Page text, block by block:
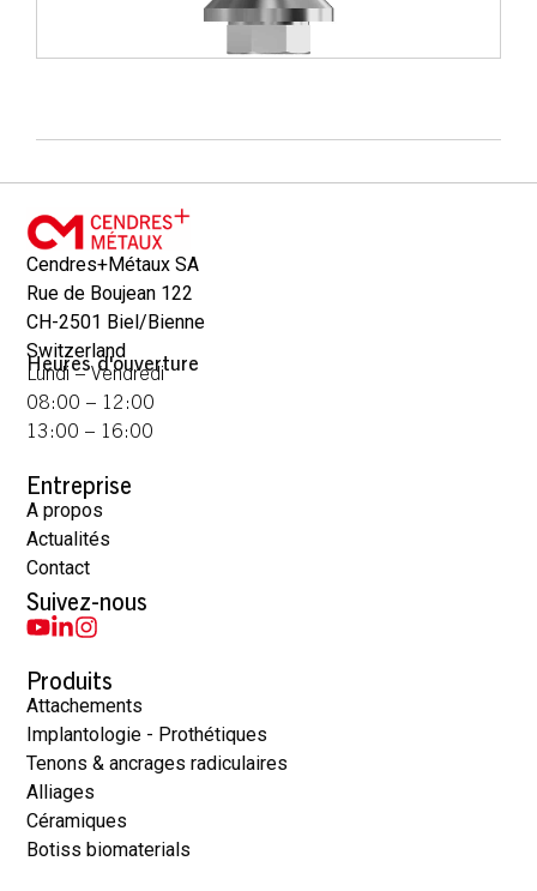
Cendres+Métaux SA
Rue de Boujean 122
CH-2501 Biel/Bienne
Switzerland
Heures d'ouverture
Lundi – Vendredi
08:00 – 12:00
13:00 – 16:00
Entreprise
A propos
Actualités
Contact
Suivez-nous
Produits
Attachements
Implantologie - Prothétiques
Tenons & ancrages radiculaires
Alliages
Céramiques
Botiss biomaterials